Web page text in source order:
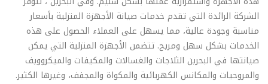
الشركة الرائدة التي تقدم خدمات صيانة الأجهزة المنزلية بأسعار
مناسبة وجودة عالية، مما يسهل على العملاء الحصول على هذه
الخدمات بشكل سهل ومريح. تتضمن الأجهزة المنزلية التي يمكن
صيانتها في البحرين الثلاجات والغسالات والمكيفات والميكروويف
والمروحيات والمكانس الكهربائية والمكواة والمجفف، وغيرها الكثير.